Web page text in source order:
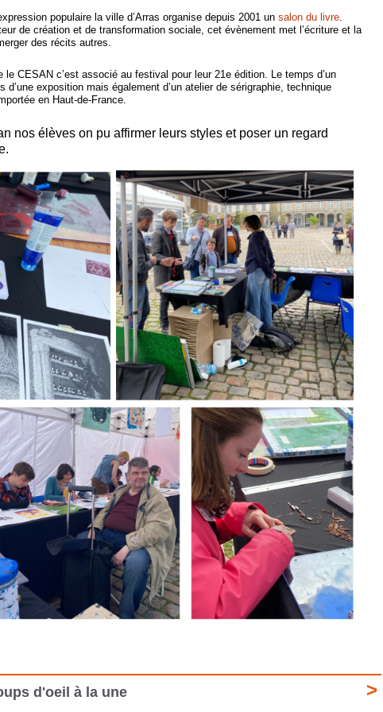
populaire la ville d’Arras organise depuis 2001 un salon du livre.
de création et de transformation sociale, cet évènement met l’écriture et la
des récits autres.
CESAN c’est associé au festival pour leur 21e édition. Le temps d’un
d’une exposition mais également d’un atelier de sérigraphie, technique
en Haut-de-France.
nos élèves on pu affirmer leurs styles et poser un regard
d'oeil à la une >